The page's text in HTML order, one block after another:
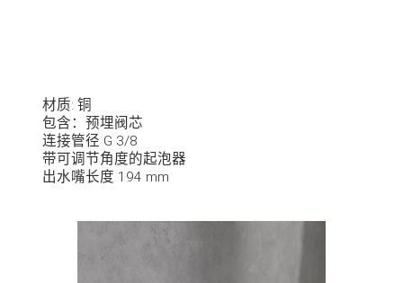
材质: 铜
包含：预埋阀芯
连接管径 G 3/8
带可调节角度的起泡器
出水嘴长度 194 mm